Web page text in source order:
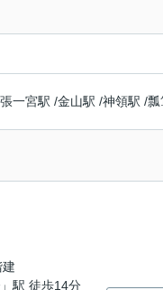
一宮駅 /金山駅 /神領駅 /瓢
」駅 徒歩14分